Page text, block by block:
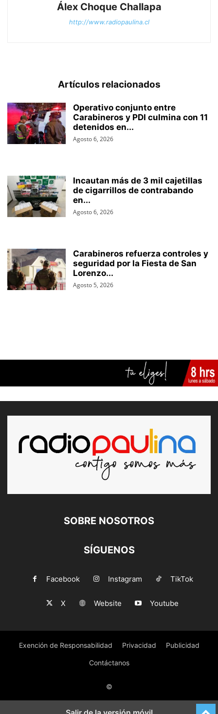
Álex Choque Challapa
http://www.radiopaulina.cl
Artículos relacionados
Operativo conjunto entre
Carabineros y PDI culmina con 11
detenidos en...
Agosto 6, 2026
Incautan más de 3 mil cajetillas
de cigarrillos de contrabando
en...
Agosto 6, 2026
Carabineros refuerza controles y
seguridad por la Fiesta de San
Lorenzo...
Agosto 5, 2026
SOBRE NOSOTROS
SÍGUENOS
Facebook Instagram TikTok
X Website Youtube
Exención de Responsabilidad Privacidad Publicidad
Contáctanos
©